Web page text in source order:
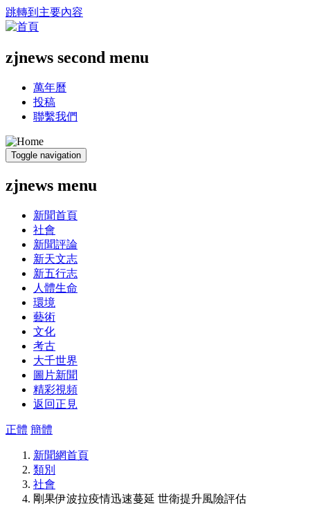
跳轉到主要內容
zjnews second menu
萬年曆
投稿
聯繫我們
Toggle navigation
zjnews menu
新聞首頁
社會
新聞評論
新天文志
新五行志
人體生命
環境
藝術
文化
考古
大千世界
圖片新聞
精彩視頻
返回正見
正體 簡體
新聞網首頁
類別
社會
剛果伊波拉疫情迅速蔓延 世衛提升風險評估